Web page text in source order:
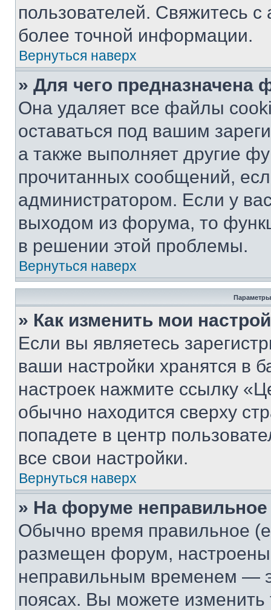
пользователей. Свяжитесь
более точной информации.
Вернуться наверх
» Для чего предназначена
Она удаляет все файлы
оставаться под вашим
а также выполняет другие
прочитанных сообщений,
администратором. Если у
выходом из форума, то
в решении этой проблемы.
Вернуться наверх
Параметры
» Как изменить мои
Если вы являетесь
ваши настройки хранятся в
настроек нажмите ссылку
обычно находится сверху
попадете в центр
все свои настройки.
Вернуться наверх
» На форуме
Обычно время правильное
размещен форум, настроены
неправильным временем —
поясах. Вы можете изменить